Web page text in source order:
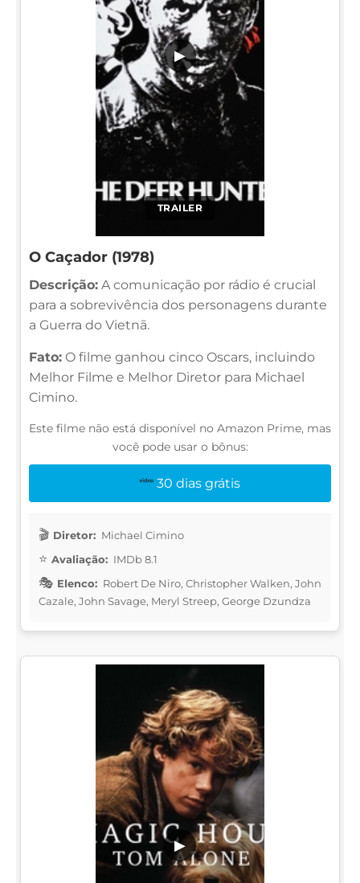
TRAILER
▶
O Caçador (1978)
Descrição: A comunicação por rádio é crucial
para a sobrevivência dos personagens durante
a Guerra do Vietnã.
Fato: O filme ganhou cinco Oscars, incluindo
Melhor Filme e Melhor Diretor para Michael
Cimino.
Este filme não está disponível no Amazon Prime, mas
você pode usar o bônus:
30 dias grátis
Diretor: Michael Cimino
Avaliação: IMDb 8.1
Elenco: Robert De Niro, Christopher Walken, John
Cazale, John Savage, Meryl Streep, George Dzundza
▶